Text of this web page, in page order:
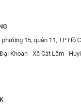
15, quận 11, TP Hồ
Khoan - Xã Cát Lâm -